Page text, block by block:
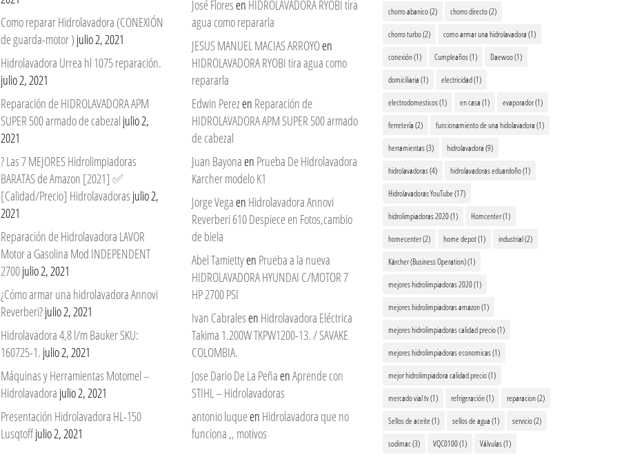
Como reparar Hidrolavadora (CONEXIÓN
de guarda-motor ) julio 2, 2021
Hidrolavadora Urrea hl 1075 reparación.
julio 2, 2021
Reparación de HIDROLAVADORA APM
SUPER 500 armado de cabezal julio 2,
2021
? Las 7 MEJORES Hidrolimpiadoras
BARATAS de Amazon [2021] ✅
[Calidad/Precio] Hidrolavadoras julio 2,
2021
Reparación de Hidrolavadora LAVOR
Motor a Gasolina Mod INDEPENDENT
2700julio 2, 2021
¿Cómo armar una hidrolavadora Annovi
Reverberi?julio 2, 2021
Hidrolavadora 4,8 l/m Bauker SKU:
160725-1. julio 2, 2021
Máquinas y Herramientas Motomel –
Hidrolavadora julio 2, 2021
Presentación Hidrolavadora HL-150
Lusqtoffjulio 2, 2021
José Floresen HIDROLAVADORA RYOBI tira
agua como repararla
JESUS MANUEL MACIAS ARROYOen
HIDROLAVADORA RYOBI tira agua como
repararla
Edwin Perezen Reparación de
HIDROLAVADORA APM SUPER 500 armado
de cabezal
Juan Bayonaen Prueba De Hidrolavadora
Karcher modelo K1
Jorge Vegaen Hidrolavadora Annovi
Reverberi 610 Despiece en Fotos,cambio
de biela
Abel Tamiettyen Prueba a la nueva
HIDROLAVADORA HYUNDAI C/MOTOR 7
HP 2700 PSI
Ivan Cabralesen Hidrolavadora Eléctrica
Takima 1.200W TKPW1200-13. / SAVAKE
COLOMBIA.
Jose Dario De La PeñaenAprende con
STIHL – Hidrolavadoras
antonio luqueen Hidrolavadora que no
funciona ,, motivos
chorro abanico(2) chorro directo(2)
chorro turbo(2) como armar una hidrolavadora(1)
conexión(1) Cumpleaños(1) Daewoo(1)
domiciliaria(1) electricidad(1)
electrodomesticos(1) en casa(1) evaporador(1)
ferretería(2) funcionamiento de una hidolavadora(1)
herramientas(3) hidrolavadora(9)
hidrolavadoras(4) hidrolavadoras eduardoño(1)
Hidrolavadoras YouTube(17)
hidrolimpiadoras 2020(1) Homcenter(1)
homecenter(2) home depot(1) industrial(2)
Kärcher (Business Operation)(1)
mejores hidrolimpiadoras 2020(1)
mejores hidrolimpiadoras amazon(1)
mejores hidrolimpiadoras calidad precio(1)
mejores hidrolimpiadoras economicas(1)
mejor hidrolimpiadora calidad precio(1)
mercado vial tv(1) refrigeración(1) reparacion(2)
Sellos de aceite(1) sellos de agua(1) servicio(2)
sodimac(3) VQC0100(1) Válvulas(1)